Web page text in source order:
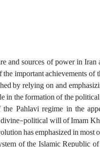
and sources of power in
important achievements
by relying on and
in the formation of the
Pahlavi regime in the
divine-political will of Imam
has emphasized in
of the Islamic Republic